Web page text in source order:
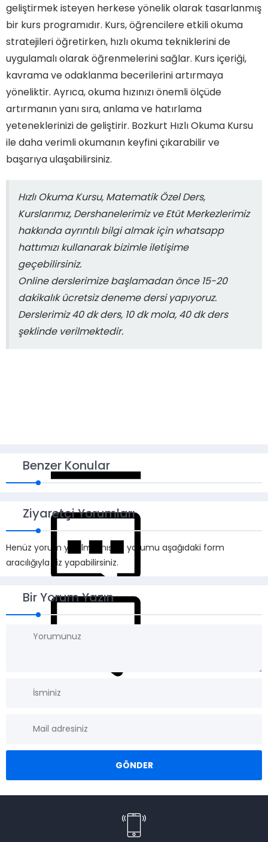
geliştirmek isteyen herkese yönelik olarak tasarlanmış
bir kurs programıdır. Kurs, öğrencilere etkili okuma
stratejileri öğretirken, hızlı okuma tekniklerini de
uygulamalı olarak öğrenmelerini sağlar. Kurs içeriği,
kavrama ve odaklanma becerilerini artırmaya
yöneliktir. Ayrıca, okuma hızınızı önemli ölçüde
artırmanın yanı sıra, anlama ve hatırlama
yeteneklerinizi de geliştirir. Bozkurt Hızlı Okuma Kursu
ile daha verimli okumanın keyfini çıkarabilir ve
başarıya ulaşabilirsiniz.
Hızlı Okuma Kursu, Matematik Özel Ders,
Kurslarımız, Dershanelerimiz ve Etüt Merkezlerimiz
hakkında ayrıntılı bilgi almak için whatsapp
hattımızı kullanarak bizimle iletişime
geçebilirsiniz.
Online derslerimize başlamadan önce 15-20
dakikalık ücretsiz deneme dersi yapıyoruz.
Derslerimiz 40 dk ders, 10 dk mola, 40 dk ders
şeklinde verilmektedir.
Benzer Konular
Ziyaretçi Yorumları
Henüz yorum yapılmamış. İlk yorumu aşağıdaki form
aracılığıyla siz yapabilirsiniz.
Bir Yorum Yazın